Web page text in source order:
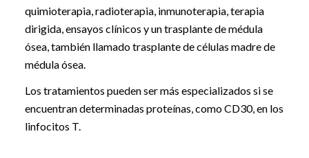
quimioterapia, radioterapia, inmunoterapia, terapia
dirigida, ensayos clínicos y un trasplante de médula
ósea, también llamado trasplante de células madre de
médula ósea.
Los tratamientos pueden ser más especializados si se
encuentran determinadas proteínas, como CD30, en los
linfocitos T.